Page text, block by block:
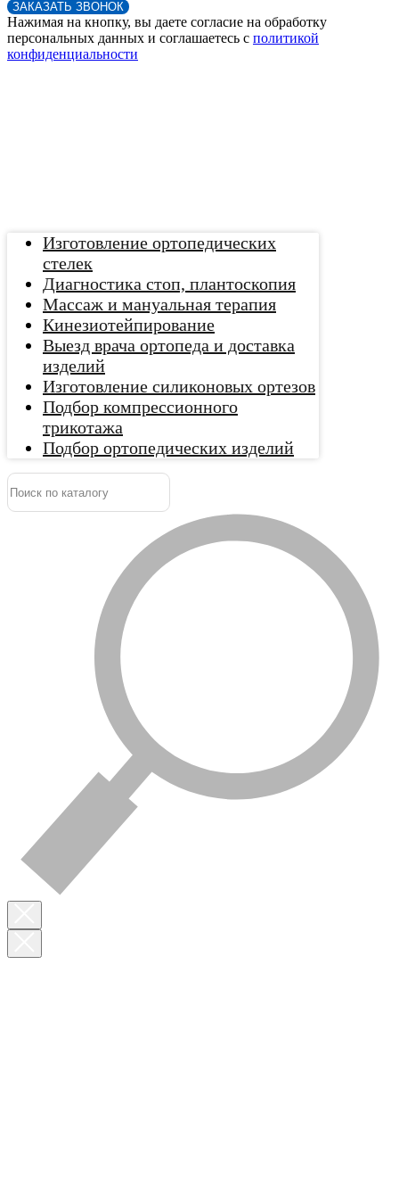
ЗАКАЗАТЬ ЗВОНОК
Нажимая на кнопку, вы даете согласие на обработку
персональных данных и соглашаетесь c политикой
конфиденциальности
Изготовление ортопедических
стелек
Диагностика стоп, плантоскопия
Массаж и мануальная терапия
Кинезиотейпирование
Выезд врача ортопеда и доставка
изделий
Изготовление силиконовых ортезов
Подбор компрессионного
трикотажа
Подбор ортопедических изделий